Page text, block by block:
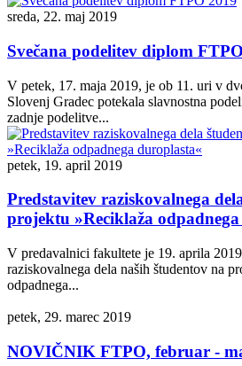
sreda, 22. maj 2019
Svečana podelitev diplom
V petek, 17. maja 2019, je ob 11. uri v
Slovenj Gradec potekala slavnostna
zadnje podelitve...
petek, 19. april 2019
Predstavitev raziskovalnega
projektu »Reciklaža
V predavalnici fakultete je 19. aprila
raziskovalnega dela naših študentov na
odpadnega...
petek, 29. marec 2019
NOVIČNIK FTPO, februar -